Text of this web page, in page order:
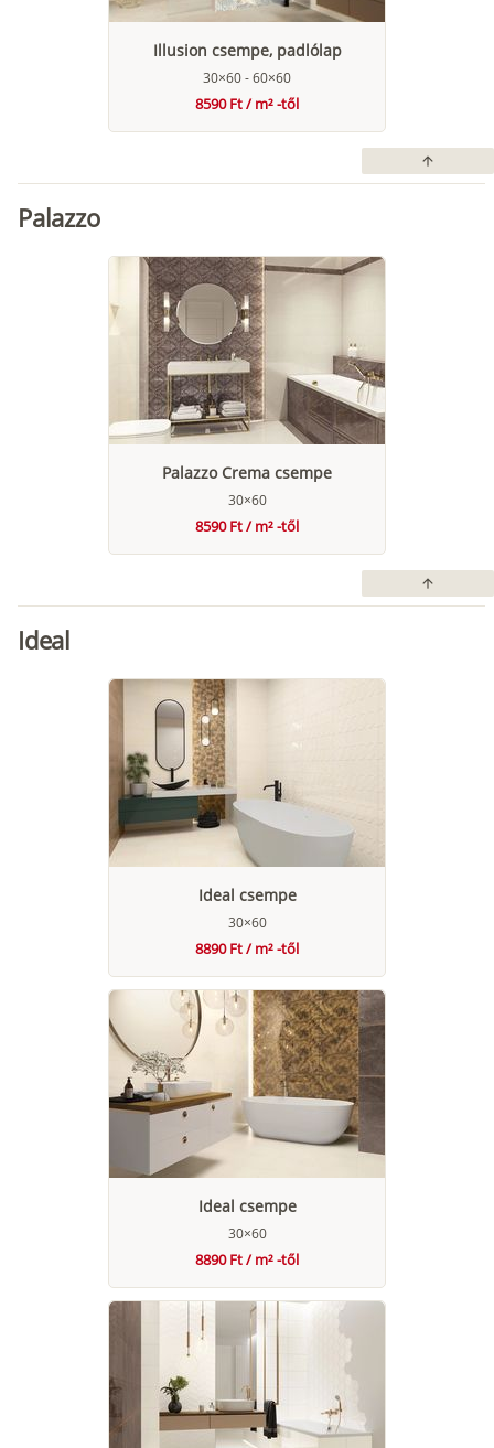
Illusion csempe, padlólap
30×60 - 60×60
8590 Ft / m² -től
arrow_upward
Palazzo
Palazzo Crema csempe
30×60
8590 Ft / m² -től
arrow_upward
Ideal
Ideal csempe
30×60
8890 Ft / m² -től
Ideal csempe
30×60
8890 Ft / m² -től